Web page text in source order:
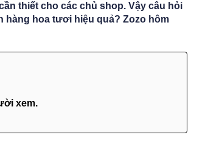
thiết cho các chủ shop. Vậy câu hỏi
hàng hoa tươi hiệu quả? Zozo hôm
xem.